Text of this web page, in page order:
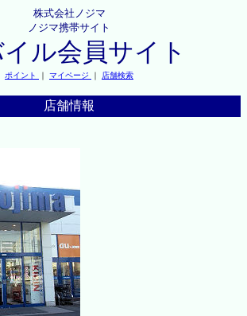
株式会社ノジマ
ノジマ携帯サイト
ル会員サイト
ポイント ｜ マイページ ｜ 店舗検索
店舗情報